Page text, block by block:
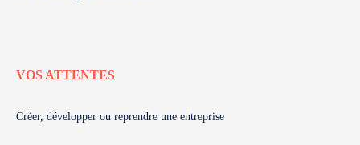
VOS ATTENTES
Créer, développer ou reprendre une entreprise